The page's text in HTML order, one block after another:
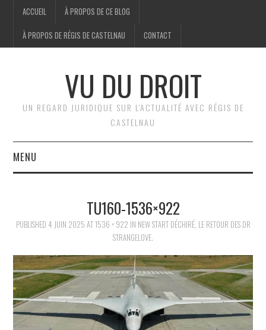
ACCUEIL À PROPOS DE CE BLOG
À PROPOS DE RÉGIS DE CASTELNAU CONTACT
VU DU DROIT
UN REGARD JURIDIQUE SUR L'ACTUALITÉ AVEC RÉGIS DE
CASTELNAU
MENU
POLITIQUE
HISTOIRE
TU160-1536×922
PUBLISHED 4 JUIN 2025 AT1536 × 922 IN NEW START DÉCHIRÉ, LE RETOUR DES DR
STRANGELOVE.